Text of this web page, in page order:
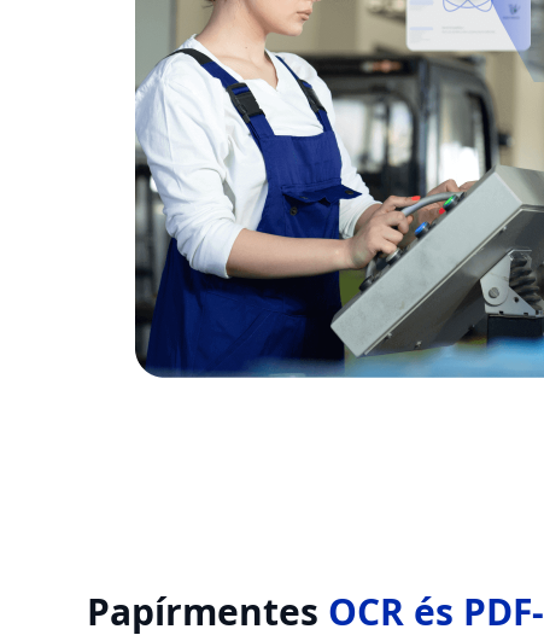
Papírmentes OCR és PDF-